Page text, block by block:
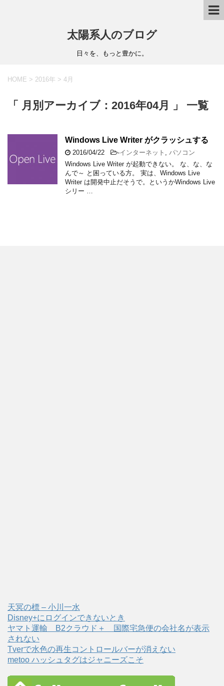
太陽系人のブログ
日々を、もっと豊かに。
HOME > 2016年 > 4月
「 月別アーカイブ：2016年04月 」 一覧
Windows Live Writer がクラッシュする
2016/04/22 -インターネット
パソコン
Windows Live Writer が起動できない。 な、な、な
んで～ と困っている方。 実は、Windows Live
Writer は開発中止だそうで。というかWindows Live
シリー …
天冥の標 – 小川一水
Disney+にログインできないとき
ヤマト運輸 B2クラウド＋ 国際宅急便の会社名が表示
されない
Tverで水色の再生コントロールバーが消えない
metoo ハッシュタグはジャニーズこそ